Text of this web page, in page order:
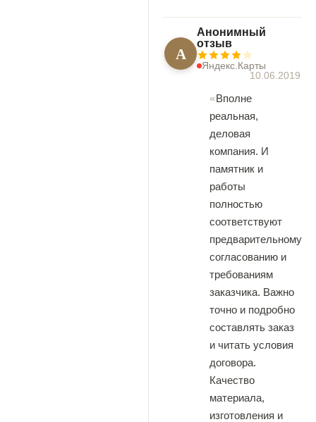
А
Анонимный
отзыв
Яндекс.Карты
10.06.2019
Вполне
реальная,
деловая
компания. И
памятник и
работы
полностью
соответствуют
предварительному
согласованию и
требованиям
заказчика. Важно
точно и подробно
составлять заказ
и читать условия
договора.
Качество
материала,
изготовления и